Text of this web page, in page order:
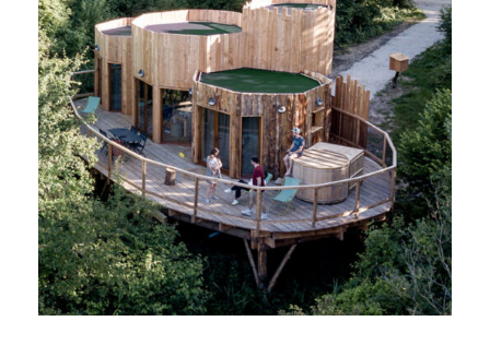
CABANE AU BORD DU LAC
“CLAIR DE LUNE”